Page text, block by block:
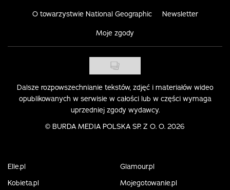
O towarzystwie National Geographic Newsletter
Moje zgody
Dalsze rozpowszechnianie tekstów, zdjęć i materiałów wideo
opublikowanych w serwisie w całości lub w części wymaga
uprzedniej zgody wydawcy.
© BURDA MEDIA POLSKA SP. Z O. O. 2026
Elle.pl
Glamour.pl
Kobieta.pl
Mojegotowanie.pl